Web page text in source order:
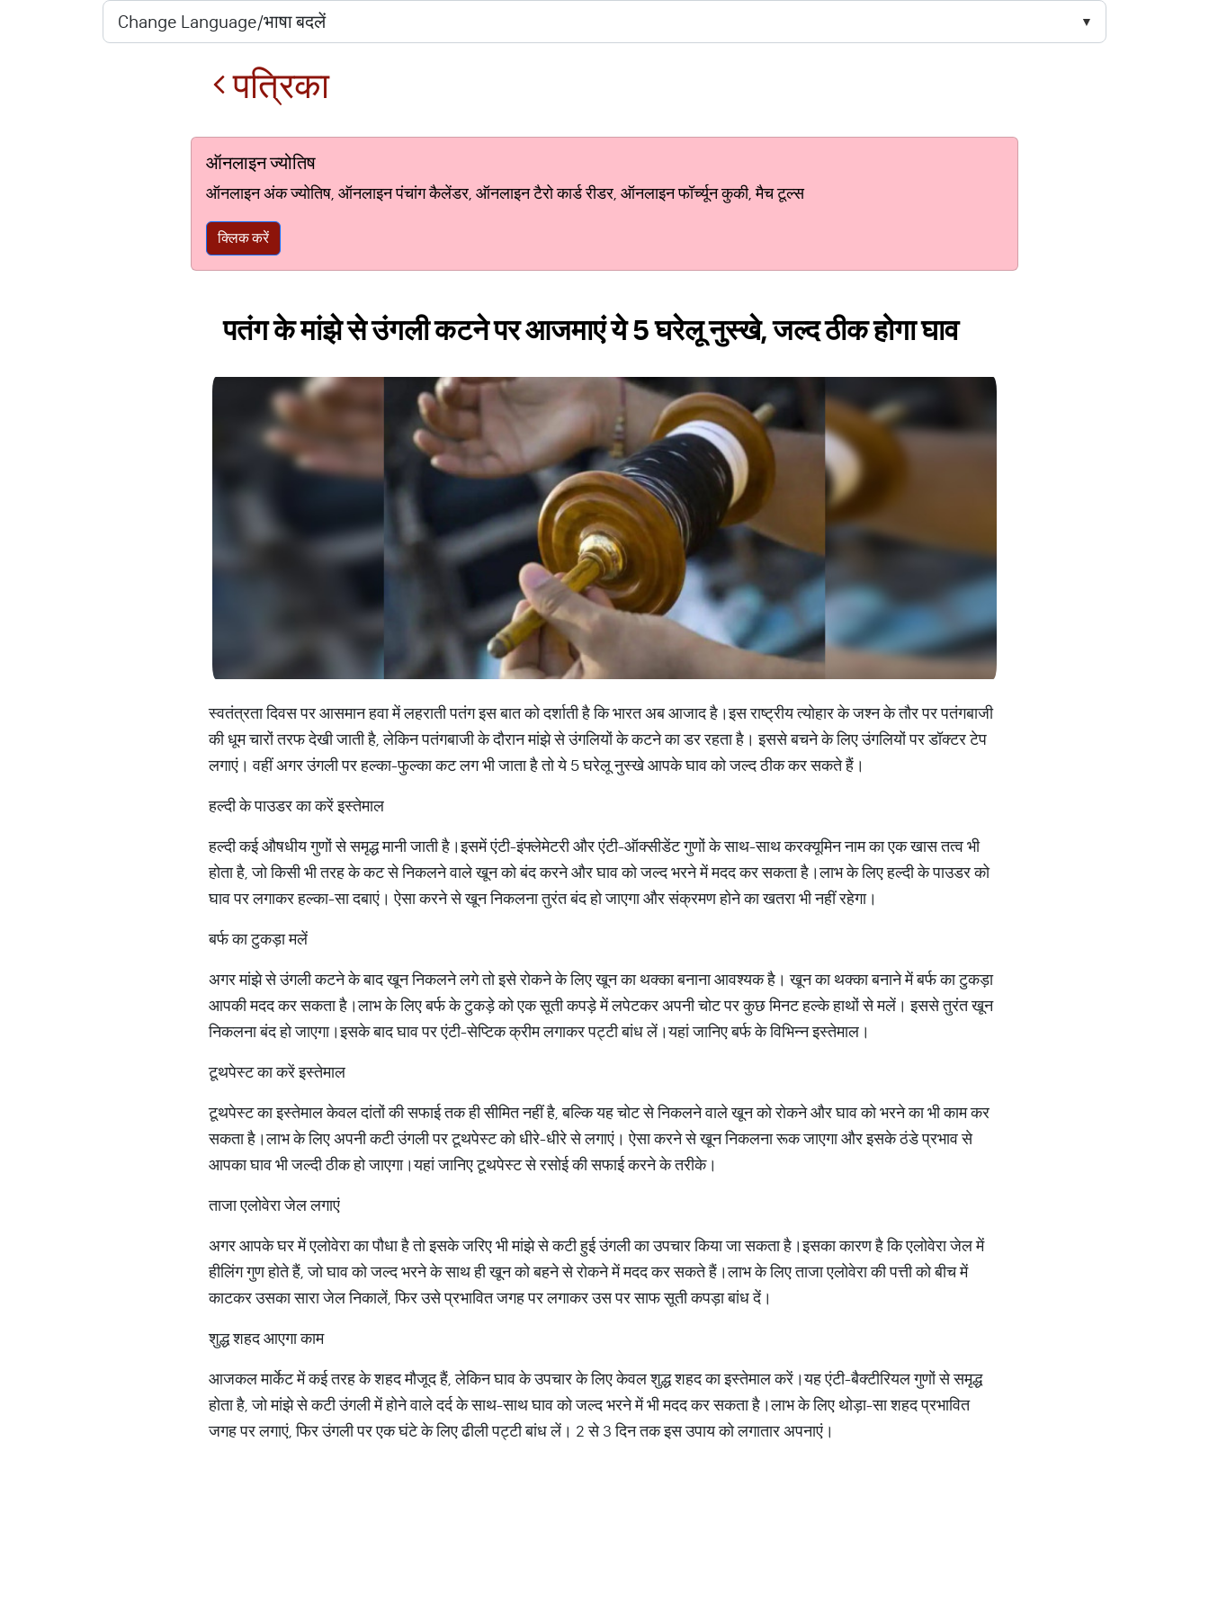
पत्रिका
ऑनलाइन ज्योतिष
ऑनलाइन अंक ज्योतिष, ऑनलाइन पंचांग कैलेंडर, ऑनलाइन टैरो कार्ड रीडर, ऑनलाइन फॉर्च्यून कुकी, मैच टूल्स
क्लिक करें
पतंग के मांझे से उंगली कटने पर आजमाएं ये 5 घरेलू नुस्खे, जल्द ठीक होगा घाव
स्वतंत्रता दिवस पर आसमान हवा में लहराती पतंग इस बात को दर्शाती है कि भारत अब आजाद है।इस राष्ट्रीय त्योहार के जश्न के तौर पर पतंगबाजी
की धूम चारों तरफ देखी जाती है, लेकिन पतंगबाजी के दौरान मांझे से उंगलियों के कटने का डर रहता है। इससे बचने के लिए उंगलियों पर डॉक्टर टेप
लगाएं। वहीं अगर उंगली पर हल्का-फुल्का कट लग भी जाता है तो ये 5 घरेलू नुस्खे आपके घाव को जल्द ठीक कर सकते हैं।
हल्दी के पाउडर का करें इस्तेमाल
हल्दी कई औषधीय गुणों से समृद्ध मानी जाती है।इसमें एंटी-इंफ्लेमेटरी और एंटी-ऑक्सीडेंट गुणों के साथ-साथ करक्यूमिन नाम का एक खास तत्व भी
होता है, जो किसी भी तरह के कट से निकलने वाले खून को बंद करने और घाव को जल्द भरने में मदद कर सकता है।लाभ के लिए हल्दी के पाउडर को
घाव पर लगाकर हल्का-सा दबाएं। ऐसा करने से खून निकलना तुरंत बंद हो जाएगा और संक्रमण होने का खतरा भी नहीं रहेगा।
बर्फ का टुकड़ा मलें
अगर मांझे से उंगली कटने के बाद खून निकलने लगे तो इसे रोकने के लिए खून का थक्का बनाना आवश्यक है। खून का थक्का बनाने में बर्फ का टुकड़ा
आपकी मदद कर सकता है।लाभ के लिए बर्फ के टुकड़े को एक सूती कपड़े में लपेटकर अपनी चोट पर कुछ मिनट हल्के हाथों से मलें। इससे तुरंत खून
निकलना बंद हो जाएगा।इसके बाद घाव पर एंटी-सेप्टिक क्रीम लगाकर पट्टी बांध लें।यहां जानिए बर्फ के विभिन्न इस्तेमाल।
टूथपेस्ट का करें इस्तेमाल
टूथपेस्ट का इस्तेमाल केवल दांतों की सफाई तक ही सीमित नहीं है, बल्कि यह चोट से निकलने वाले खून को रोकने और घाव को भरने का भी काम कर
सकता है।लाभ के लिए अपनी कटी उंगली पर टूथपेस्ट को धीरे-धीरे से लगाएं। ऐसा करने से खून निकलना रूक जाएगा और इसके ठंडे प्रभाव से
आपका घाव भी जल्दी ठीक हो जाएगा।यहां जानिए टूथपेस्ट से रसोई की सफाई करने के तरीके।
ताजा एलोवेरा जेल लगाएं
अगर आपके घर में एलोवेरा का पौधा है तो इसके जरिए भी मांझे से कटी हुई उंगली का उपचार किया जा सकता है।इसका कारण है कि एलोवेरा जेल में
हीलिंग गुण होते हैं, जो घाव को जल्द भरने के साथ ही खून को बहने से रोकने में मदद कर सकते हैं।लाभ के लिए ताजा एलोवेरा की पत्ती को बीच में
काटकर उसका सारा जेल निकालें, फिर उसे प्रभावित जगह पर लगाकर उस पर साफ सूती कपड़ा बांध दें।
शुद्ध शहद आएगा काम
आजकल मार्केट में कई तरह के शहद मौजूद हैं, लेकिन घाव के उपचार के लिए केवल शुद्ध शहद का इस्तेमाल करें।यह एंटी-बैक्टीरियल गुणों से समृद्ध
होता है, जो मांझे से कटी उंगली में होने वाले दर्द के साथ-साथ घाव को जल्द भरने में भी मदद कर सकता है।लाभ के लिए थोड़ा-सा शहद प्रभावित
जगह पर लगाएं, फिर उंगली पर एक घंटे के लिए ढीली पट्टी बांध लें। 2 से 3 दिन तक इस उपाय को लगातार अपनाएं।